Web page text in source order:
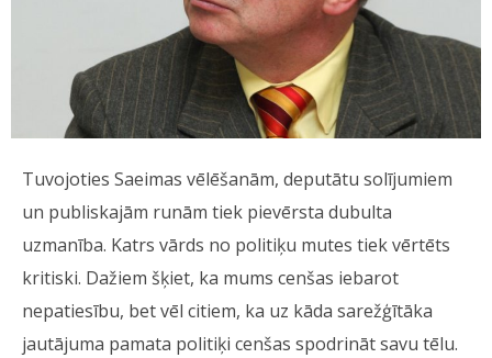
Tuvojoties Saeimas vēlēšanām, deputātu solījumiem
un publiskajām runām tiek pievērsta dubulta
uzmanība. Katrs vārds no politiķu mutes tiek vērtēts
kritiski. Dažiem šķiet, ka mums cenšas iebarot
nepatiesību, bet vēl citiem, ka uz kāda sarežģītāka
jautājuma pamata politiķi cenšas spodrināt savu tēlu.